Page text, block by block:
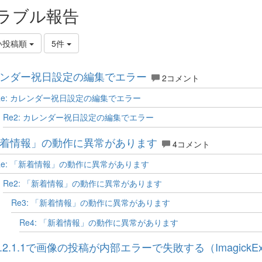
ブル報告
稿順 5件
ダー祝日設定の編集でエラー
2コメント
カレンダー祝日設定の編集でエラー
Re2: カレンダー祝日設定の編集でエラー
情報」の動作に異常があります
4コメント
「新着情報」の動作に異常があります
Re2: 「新着情報」の動作に異常があります
Re3: 「新着情報」の動作に異常があります
Re4: 「新着情報」の動作に異常があります
で画像の投稿が内部エラーで失敗する（